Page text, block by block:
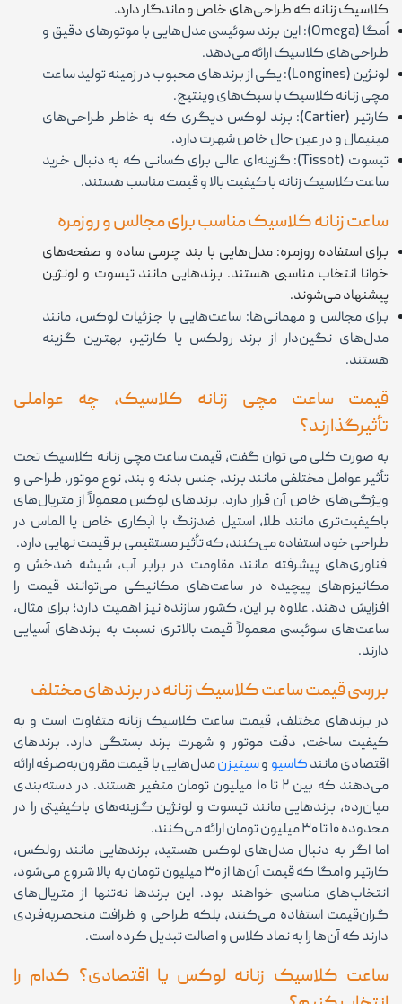
کلاسیک زنانه که طراحی‌های خاص و ماندگار دارد.
اُمگا (Omega): این برند سوئیسی مدل‌هایی با موتورهای دقیق و
طراحی‌های کلاسیک ارائه می‌دهد.
لونژین (Longines): یکی از برندهای محبوب در زمینه تولید ساعت
مچی زنانه کلاسیک با سبک‌های وینتیج.
کارتیر (Cartier): برند لوکس دیگری که به خاطر طراحی‌های
مینیمال و در عین حال خاص شهرت دارد.
تیسوت (Tissot): گزینه‌ای عالی برای کسانی که به دنبال خرید
ساعت کلاسیک زنانه با کیفیت بالا و قیمت مناسب هستند.
ساعت زنانه کلاسیک مناسب برای مجالس و روزمره
برای استفاده روزمره: مدل‌هایی با بند چرمی ساده و صفحه‌های
خوانا انتخاب مناسبی هستند. برندهایی مانند تیسوت و لونژین
پیشنهاد می‌شوند.
برای مجالس و مهمانی‌ها: ساعت‌هایی با جزئیات لوکس، مانند
مدل‌های نگین‌دار از برند رولکس یا کارتیر، بهترین گزینه
هستند.
قیمت ساعت مچی زنانه کلاسیک، چه عواملی
تأثیرگذارند؟
به صورت کلی می توان گفت، قیمت ساعت مچی زنانه کلاسیک تحت
تأثیر عوامل مختلفی مانند برند، جنس بدنه و بند، نوع موتور، طراحی و
ویژگی‌های خاص آن قرار دارد. برندهای لوکس معمولاً از متریال‌های
باکیفیت‌تری مانند طلا، استیل ضدزنگ با آبکاری خاص یا الماس در
طراحی خود استفاده می‌کنند، که تأثیر مستقیمی بر قیمت نهایی دارد.
فناوری‌های پیشرفته مانند مقاومت در برابر آب، شیشه ضدخش و
مکانیزم‌های پیچیده در ساعت‌های مکانیکی می‌توانند قیمت را
افزایش دهند. علاوه بر این، کشور سازنده نیز اهمیت دارد؛ برای مثال،
ساعت‌های سوئیسی معمولاً قیمت بالاتری نسبت به برندهای آسیایی
دارند.
بررسی قیمت ساعت کلاسیک زنانه در برندهای مختلف
در برندهای مختلف، قیمت ساعت کلاسیک زنانه متفاوت است و به
کیفیت ساخت، دقت موتور و شهرت برند بستگی دارد. برندهای
اقتصادی مانندکاسیو وسیتیزنمدل‌هایی با قیمت مقرون‌به‌صرفه ارائه
می‌دهند که بین ۲ تا ۱۰ میلیون تومان متغیر هستند. در دسته‌بندی
میان‌رده، برندهایی مانند تیسوت و لونژین گزینه‌های باکیفیتی را در
محدوده ۱۰ تا ۳۰ میلیون تومان ارائه می‌کنند.
اما اگر به دنبال مدل‌های لوکس هستید، برندهایی مانند رولکس،
کارتیر و امگا که قیمت آن‌ها از ۳۰ میلیون تومان به بالا شروع می‌شود،
انتخاب‌های مناسبی خواهند بود. این برندها نه‌تنها از متریال‌های
گران‌قیمت استفاده می‌کنند، بلکه طراحی و ظرافت منحصربه‌فردی
دارند که آن‌ها را به نماد کلاس و اصالت تبدیل کرده است.
ساعت کلاسیک زنانه لوکس یا اقتصادی؟ کدام را